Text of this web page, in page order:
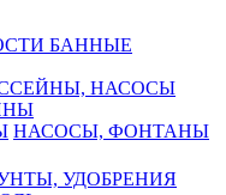
БАННЫЕ
НАСОСЫ
НАСОСЫ, ФОНТАНЫ
УДОБРЕНИЯ